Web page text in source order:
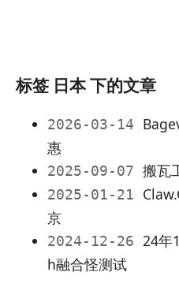
标签 日本 下的文章
2026-03-14
惠
2025-09-07 搬瓦
2025-01-21
京
2024-12-26 24年
h融合怪测试